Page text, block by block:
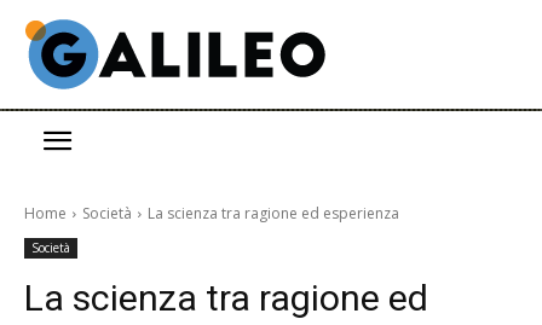
Home Società La scienza tra ragione ed esperienza
Società
La scienza tra ragione ed